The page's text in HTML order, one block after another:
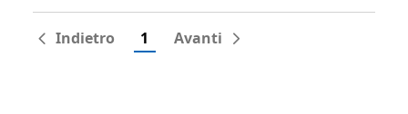
Indietro 1 Avanti